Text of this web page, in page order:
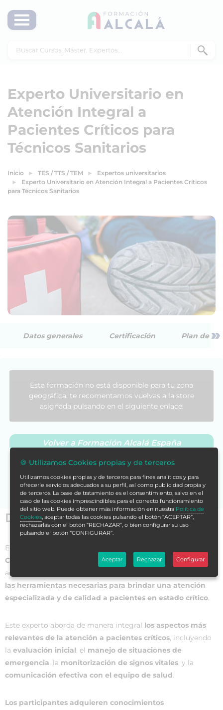
Experto Universitario en
Atención Integral a
Pacientes Críticos para
Técnicos Sanitarios
Inicio TES / TTS / TEM
Expertos universitarios
Experto Universitario en Atención Integral a Pacientes Críticos
para Técnicos Sanitarios
Datos generales Certificación Plan de »
Datos generales
El
Críticos para Técnicos Sanitarioses un programa
académico que proporciona a los profesionales de la salud
las herramientas necesarias para brindar una atención
especializada y de calidad a pacientes en estado crítico.
Este experto aborda de manera integral los aspectos más
relevantes de la atención a pacientes críticos, incluyendo
la evaluación inicial, el manejo de situaciones de
emergencia, la monitorización de signos vitales, y la
comunicación efectiva con el equipo de salud.
Los participantes adquieren conocimientos
Esta formación no está disponible para tu zona
geográfica, te recomentamos vuelvas a la store
asignada pulsando en el siguiente enlace:
Volver a Formación Alcalá España
Si no encuentras la formación en tu store,contáctanos
para asesorarte.
🍪 Utilizamos Cookies propias y de terceros
Utilizamos cookies propias y de terceros para fines analíticos y para
ofrecerle servicios adecuados a su perfil, así como publicidad propia y
de terceros. La base de tratamiento es el consentimiento, salvo en el
caso de las cookies imprescindibles para el correcto funcionamiento
del sitio web. Puede obtener más información en nuestra Política de
Cookies, aceptar todas las cookies pulsando el botón “ACEPTAR”,
rechazarlas con el botón “RECHAZAR”, o bien configurar su uso
pulsando el botón “CONFIGURAR”.
Aceptar Rechazar Configurar